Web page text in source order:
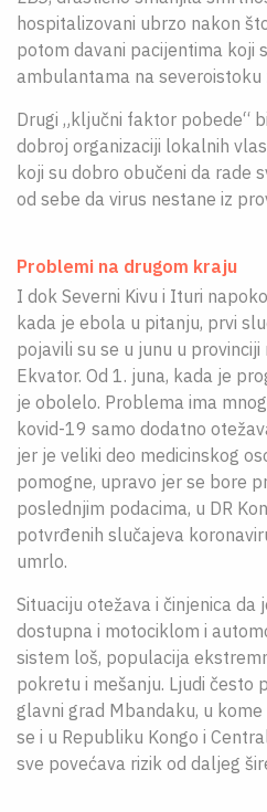
hospitalizovani ubrzo nakon
potom davani pacijentima koji
ambulantama na severoistoku
Drugi „ključni faktor pobede“
dobroj organizaciji lokalnih
koji su dobro obučeni da rade
od sebe da virus nestane iz
Problemi na drugom kraju
I dok Severni Kivu i Ituri
kada je ebola u pitanju, prvi
pojavili su se u junu u
Ekvator. Od 1. juna, kada je
je obolelo. Problema ima
kovid-19 samo dodatno
jer je veliki deo medicinskog
pomogne, upravo jer se bore
poslednjim podacima, u DR
potvrđenih slučajeva
umrlo.
Situaciju otežava i činjenica
dostupna i motociklom i
sistem loš, populacija
pokretu i mešanju. Ljudi često
glavni grad Mbandaku, u
se i u Republiku Kongo i
sve povećava rizik od daljeg